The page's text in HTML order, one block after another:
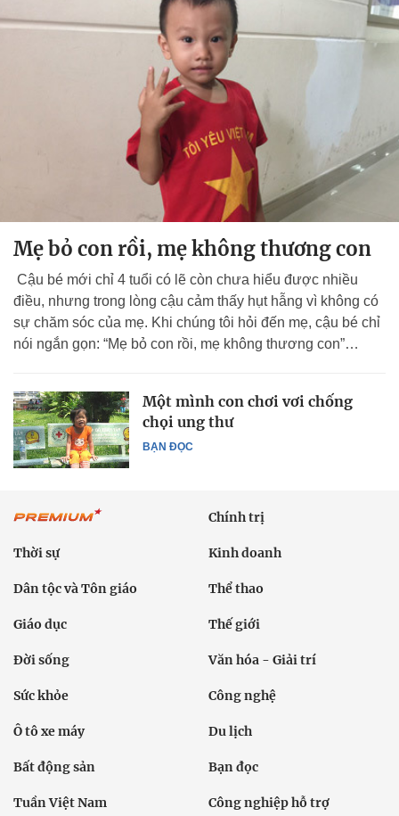
Mẹ bỏ con rồi, mẹ không thương con
Cậu bé mới chỉ 4 tuổi có lẽ còn chưa hiểu được nhiều
điều, nhưng trong lòng cậu cảm thấy hụt hẫng vì không có
sự chăm sóc của mẹ. Khi chúng tôi hỏi đến mẹ, cậu bé chỉ
nói ngắn gọn: “Mẹ bỏ con rồi, mẹ không thương con”…
BẠN ĐỌC
Một mình con chơi vơi chống
chọi ung thư
Chính trị
Thời sự Kinh doanh
Dân tộc và Tôn giáo Thể thao
Giáo dục Thế giới
Đời sống Văn hóa - Giải trí
Sức khỏe Công nghệ
Ô tô xe máy Du lịch
Bất động sản Bạn đọc
Tuần Việt Nam Công nghiệp hỗ trợ